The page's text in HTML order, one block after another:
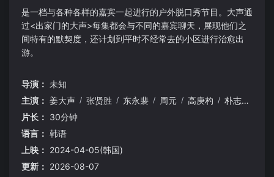
是一档与各种各样的嘉宾一起进行的户外脱口秀节目。大声通
过<出家门的大声>每集都会与不同的嘉宾聊天，展现他们之
间特有的默契度，还计划到平时不经常去的小区进行治愈出
游。
导演： 未知
主演： 姜大声 / 张贤胜 / 东永裴 / 周元 / 高庚杓 / 朴志妍
片长： 30分钟
语言： 韩语
上映： 2024-04-05(韩国)
更新： 2026-08-07